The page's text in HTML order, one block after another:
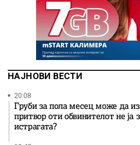
НАЈНОВИ ВЕСТИ
20:08
Груби за пола месец може да
притвор оти обвинителот не ја
истрагата?